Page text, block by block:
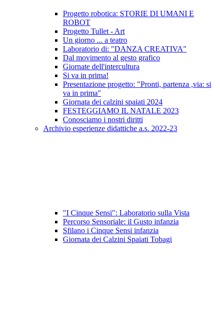
Progetto robotica: STORIE DI UMANI E
ROBOT
Progetto Tullet - Art
Un giorno ... a teatro
Laboratorio di: "DANZA CREATIVA"
Dal movimento al gesto grafico
Giornate dell'intercultura
Si va in prima!
Presentazione progetto: "Pronti, partenza ,via: si
va in prima"
Giornata dei calzini spaiati 2024
FESTEGGIAMO IL NATALE 2023
Conosciamo i nostri diritti
Archivio esperienze didattiche a.s. 2022-23
"I Cinque Sensi": Laboratorio sulla Vista
Percorso Sensoriale: il Gusto infanzia
Sfilano i Cinque Sensi infanzia
Giornata dei Calzini Spaiati Tobagi